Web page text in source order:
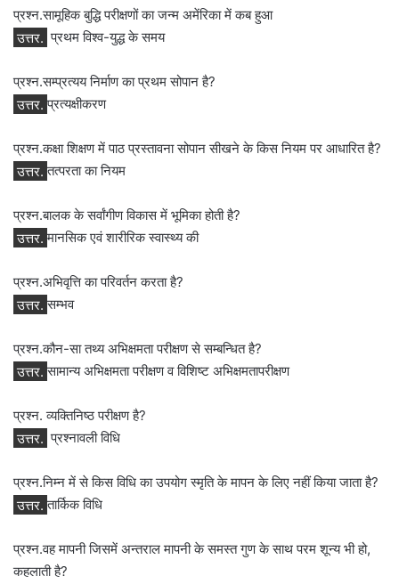
प्रश्न.सामूहिक बुद्धि परीक्षणों का जन्‍म अमेंरिका में कब हुआ
उत्तर. प्रथम विश्‍व-युद्ध के समय
प्रश्न.सम्प्रत्यय निर्माण का प्रथम सोपान है?
उत्तर. प्रत्यक्षीकरण
प्रश्न.कक्षा शिक्षण में पाठ प्रस्तावना सोपान सीखने के किस नियम पर आधारित है?
उत्तर. तत्परता का नियम
प्रश्न.बालक के सर्वांगीण विकास में भूमिका होती है?
उत्तर. मानसिक एवं शारीरिक स्‍वास्‍थ्‍य की
प्रश्न.अभिवृत्ति का परिवर्तन करता है?
उत्तर. सम्‍भव
प्रश्न.कौन-सा तथ्‍य अभिक्षमता परीक्षण से सम्‍बन्धित है?
उत्तर. सामान्‍य अभिक्षमता परीक्षण व विशिष्‍ट अभिक्षमतापरीक्षण
प्रश्न. व्‍यक्तिनिष्‍ठ परीक्षण है?
उत्तर. प्रश्‍नावली विधि
प्रश्न.निम्न में से किस विधि का उपयोग स्मृति के मापन के लिए नहीं किया जाता है?
उत्तर. तार्किक विधि
प्रश्न.वह मापनी जिसमें अन्तराल मापनी के समस्त गुण के साथ परम शून्य भी हो,
कहलाती है?